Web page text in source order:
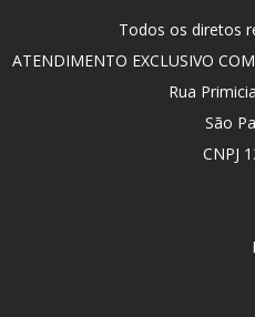
Todos os diretos
ATENDIMENTO EXCLUSIVO
Rua
São
CNPJ